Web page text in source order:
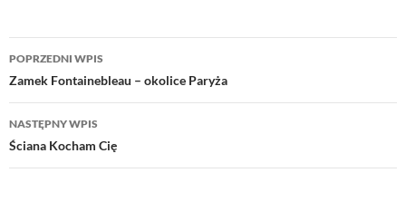
Nawigacja
wpisu
POPRZEDNI WPIS
Zamek Fontainebleau – okolice Paryża
NASTĘPNY WPIS
Ściana Kocham Cię